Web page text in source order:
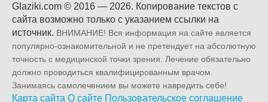
Glaziki.com © 2016 — 2026. Копирование текстов с
сайта возможно только с указанием ссылки на
источник. ВНИМАНИЕ! Вся информация на сайте является
популярно-ознакомительной и не претендует на абсолютную
точность с медицинской точки зрения. Лечение обязательно
должно проводиться квалифицированным врачом.
Занимаясь самолечением вы можете навредить себе!
Карта сайта О сайте Пользовательское соглашение